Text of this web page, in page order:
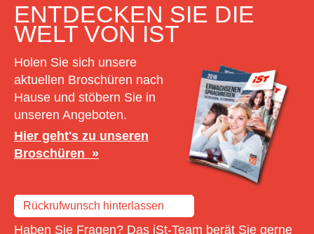
ENTDECKEN SIE DIE
WELT VON IST
Holen Sie sich unsere
aktuellen Broschüren nach
Hause und stöbern Sie in
unseren Angeboten.
Hier geht's zu unseren
Broschüren
Rückrufwunsch hinterlassen
Haben Sie Fragen? Das iSt-Team berät Sie gerne